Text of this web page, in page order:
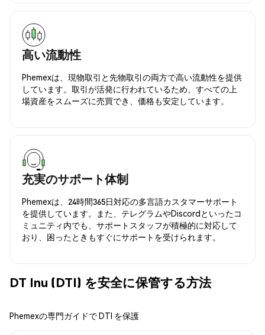
高い流動性
Phemexは、現物取引と先物取引の両方で高い流動性を提供
しています。取引が活発に行われているため、すべての上
場資産をスムーズに売買でき、価格も安定しています。
充実のサポート体制
Phemexは、24時間365日対応の多言語カスタマーサポート
を提供しています。また、テレグラムやDiscordといったコ
ミュニティ内でも、サポートスタッフが積極的に対応して
おり、困ったときもすぐにサポートを受けられます。
DT Inu (DTI) を安全に保管する方法
Phemexの専門ガイドで DTI を保護